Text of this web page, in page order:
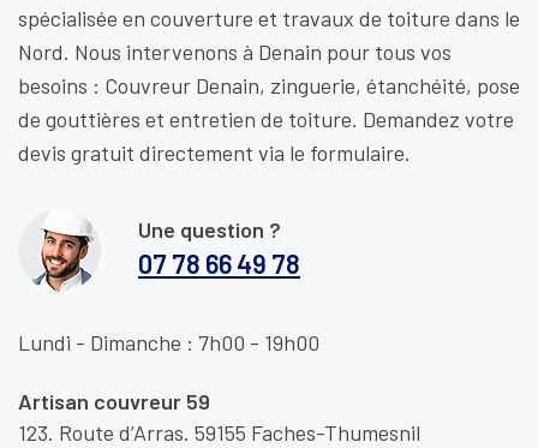
spécialisée en couverture et travaux de toiture dans le
Nord. Nous intervenons à Denain pour tous vos
besoins : Couvreur Denain, zinguerie, étanchéité, pose
de gouttières et entretien de toiture. Demandez votre
devis gratuit directement via le formulaire.
Une question ?
07 78 66 49 78
Lundi - Dimanche : 7h00 - 19h00
Artisan couvreur 59
123. Route d’Arras. 59155 Faches-Thumesnil